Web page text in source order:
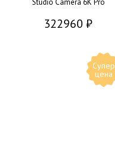
Studio Camera 6K Pro
322960 ₽
Супер
цена